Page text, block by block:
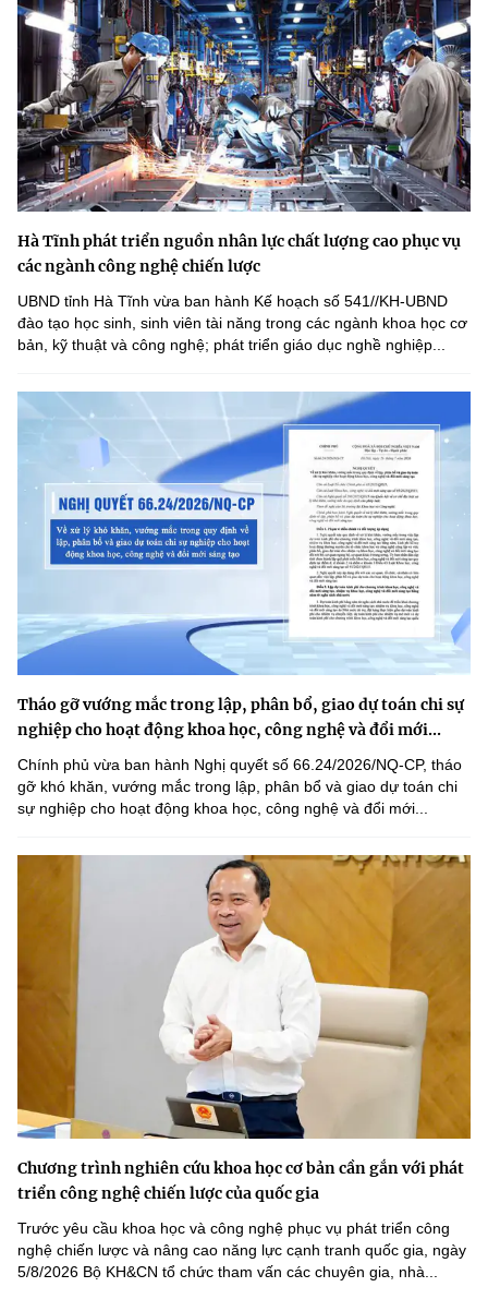
Hà Tĩnh phát triển nguồn nhân lực chất lượng cao phục vụ
các ngành công nghệ chiến lược
UBND tỉnh Hà Tĩnh vừa ban hành Kế hoạch số 541//KH-UBND
đào tạo học sinh, sinh viên tài năng trong các ngành khoa học cơ
bản, kỹ thuật và công nghệ; phát triển giáo dục nghề nghiệp...
Tháo gỡ vướng mắc trong lập, phân bổ, giao dự toán chi sự
nghiệp cho hoạt động khoa học, công nghệ và đổi mới...
Chính phủ vừa ban hành Nghị quyết số 66.24/2026/NQ-CP, tháo
gỡ khó khăn, vướng mắc trong lập, phân bổ và giao dự toán chi
sự nghiệp cho hoạt động khoa học, công nghệ và đổi mới...
Chương trình nghiên cứu khoa học cơ bản cần gắn với phát
triển công nghệ chiến lược của quốc gia
Trước yêu cầu khoa học và công nghệ phục vụ phát triển công
nghệ chiến lược và nâng cao năng lực cạnh tranh quốc gia, ngày
5/8/2026 Bộ KH&CN tổ chức tham vấn các chuyên gia, nhà...